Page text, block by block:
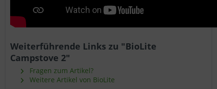
Weiterführende Links zu "BioLite
Campstove 2"
Fragen zum Artikel?
Weitere Artikel von BioLite